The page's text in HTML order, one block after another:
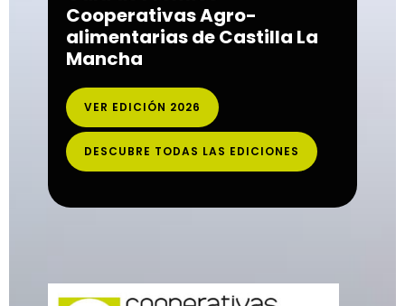
Cooperativas Agro-
alimentarias de Castilla La
Mancha
VER EDICIÓN 2026
DESCUBRE TODAS LAS EDICIONES